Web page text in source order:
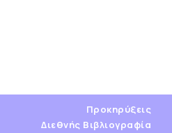
Προκηρύξεις
Διεθνής Βιβλιογραφία